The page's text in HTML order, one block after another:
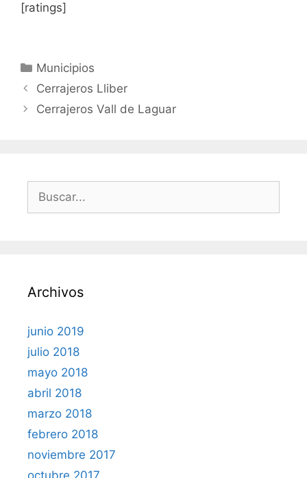
[ratings]
Categorías
Municipios
Cerrajeros Lliber
Cerrajeros Vall de Laguar
Archivos
junio 2019
julio 2018
mayo 2018
abril 2018
marzo 2018
febrero 2018
noviembre 2017
octubre 2017